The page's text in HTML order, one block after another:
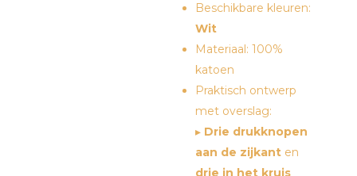
Beschikbare kleuren:
Wit
Materiaal: 100%
katoen
Praktisch ontwerp
met overslag:
▸ Drie drukknopen
aan de zijkant en
drie in het kruis